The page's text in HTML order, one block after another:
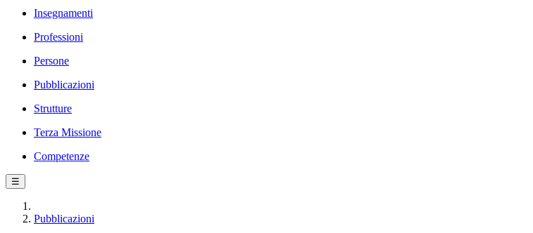
Insegnamenti
Professioni
Persone
Pubblicazioni
Strutture
Terza Missione
Competenze
☰
Pubblicazioni